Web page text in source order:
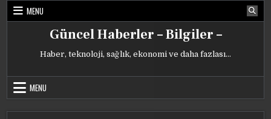
Skip
MENU
Güncel Haberler – Bilgiler –
Haber, teknoloji, sağlık, ekonomi ve daha fazlası…
MENU